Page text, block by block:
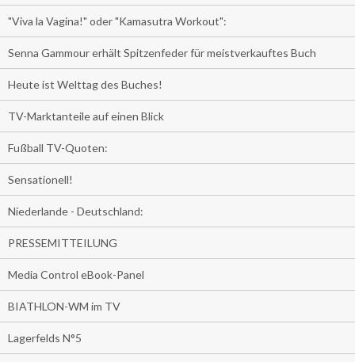
"Viva la Vagina!" oder "Kamasutra Workout":
Senna Gammour erhält Spitzenfeder für meistverkauftes Buch
Heute ist Welttag des Buches!
TV-Marktanteile auf einen Blick
Fußball TV-Quoten:
Sensationell!
Niederlande - Deutschland:
PRESSEMITTEILUNG
Media Control eBook-Panel
BIATHLON-WM im TV
Lagerfelds N°5